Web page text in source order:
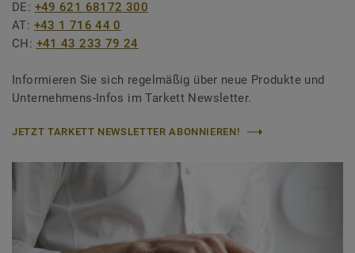
DE: +49 621 68172 300
AT: +43 1 716 44 0
CH: +41 43 233 79 24
Informieren Sie sich regelmäßig über neue Produkte und
Unternehmens-Infos im Tarkett Newsletter.
JETZT TARKETT NEWSLETTER ABONNIEREN!